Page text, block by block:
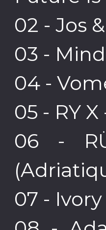
02 - Jos
03 -
04 -
05 - RY
06 -
07 -